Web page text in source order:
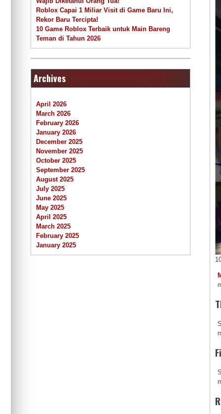
Roblox Capai 1 Miliar Visit di Game Baru Ini,
Rekor Baru Tercipta!
10 Game Roblox Terbaik untuk Main Bareng
Teman di Tahun 2026
Archives
April 2026
March 2026
February 2026
January 2026
December 2025
November 2025
October 2025
September 2025
August 2025
July 2025
June 2025
May 2025
April 2025
March 2025
February 2025
January 2025